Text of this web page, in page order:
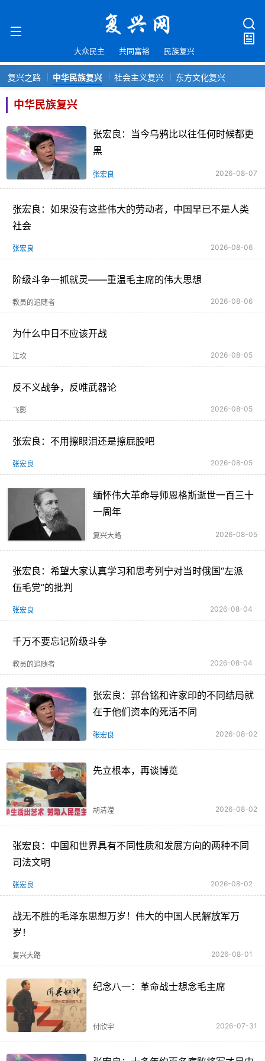
大众民主 共同富裕 民族复兴
复兴之路 中华民族复兴 社会主义复兴 东方文化复兴
中华民族复兴
张宏良：当今乌鸦比以往任何时候都更
黑
张宏良 2026-08-07
张宏良：如果没有这些伟大的劳动者，中国早已不是人类
社会
张宏良 2026-08-06
阶级斗争一抓就灵——重温毛主席的伟大思想
教员的追随者 2026-08-06
为什么中日不应该开战
江坎 2026-08-05
反不义战争，反唯武器论
飞影 2026-08-05
张宏良：不用擦眼泪还是擦屁股吧
张宏良 2026-08-05
缅怀伟大革命导师恩格斯逝世一百三十
一周年
复兴大路 2026-08-05
张宏良：希望大家认真学习和思考列宁对当时俄国“左派
伍毛党”的批判
张宏良 2026-08-04
千万不要忘记阶级斗争
教员的追随者 2026-08-04
张宏良：郭台铭和许家印的不同结局就
在于他们资本的死活不同
张宏良 2026-08-02
先立根本，再谈博览
胡清滢 2026-08-02
张宏良：中国和世界具有不同性质和发展方向的两种不同
司法文明
张宏良 2026-08-02
战无不胜的毛泽东思想万岁！伟大的中国人民解放军万
岁！
复兴大路 2026-08-01
纪念八一：革命战士想念毛主席
付欣宇 2026-07-31